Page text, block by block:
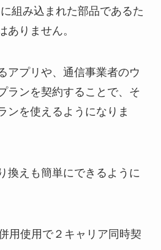
組み込まれた部品であるた
ありません。
アプリや、通信事業者のウ
ランを契約することで、そ
ンを使えるようになりま
換えも簡単にできるように
用使用で２キャリア同時契